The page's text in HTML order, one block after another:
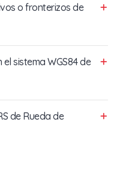
o fronterizos de
sistema WGS84 de
de Rueda de